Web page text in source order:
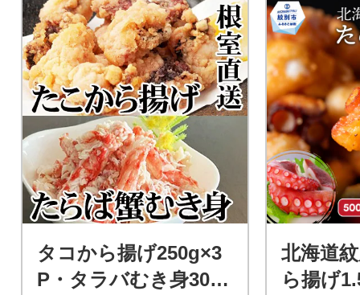
タコから揚げ250g×3
P・タラバむき身300g
北海道
ら揚げ